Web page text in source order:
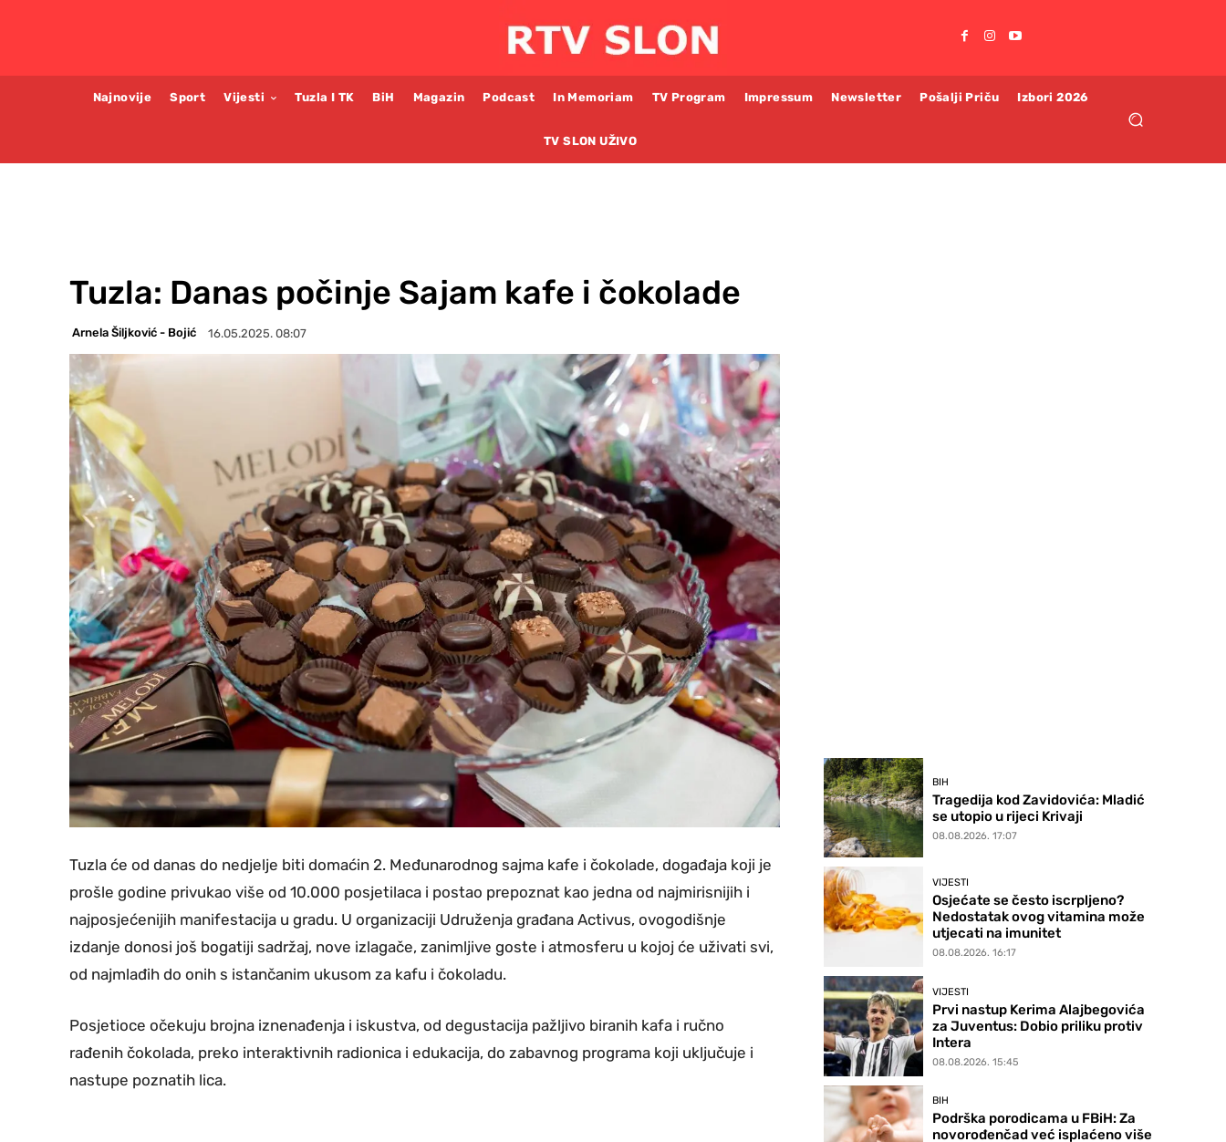
Najnovije Sport Vijesti Tuzla I TK BiH Magazin Podcast In Memoriam TV Program Impressum Newsletter Pošalji Priču Izbori 2026
TV SLON UŽIVO
Tuzla: Danas počinje Sajam kafe i čokolade
Arnela Šiljković - Bojić 16.05.2025. 08:07
Tuzla će od danas do nedjelje biti domaćin 2. Međunarodnog sajma kafe i čokolade, događaja koji je
prošle godine privukao više od 10.000 posjetilaca i postao prepoznat kao jedna od najmirisnijih i
najposjećenijih manifestacija u gradu. U organizaciji Udruženja građana Activus, ovogodišnje
izdanje donosi još bogatiji sadržaj, nove izlagače, zanimljive goste i atmosferu u kojoj će uživati svi,
od najmlađih do onih s istančanim ukusom za kafu i čokoladu.
Posjetioce očekuju brojna iznenađenja i iskustva, od degustacija pažljivo biranih kafa i ručno
rađenih čokolada, preko interaktivnih radionica i edukacija, do zabavnog programa koji uključuje i
nastupe poznatih lica.
BIH
Tragedija kod Zavidovića: Mladić
se utopio u rijeci Krivaji
08.08.2026. 17:07
VIJESTI
Osjećate se često iscrpljeno?
Nedostatak ovog vitamina može
utjecati na imunitet
08.08.2026. 16:17
VIJESTI
Prvi nastup Kerima Alajbegovića
za Juventus: Dobio priliku protiv
Intera
08.08.2026. 15:45
BIH
Podrška porodicama u FBiH: Za
novorođenčad već isplaćeno više